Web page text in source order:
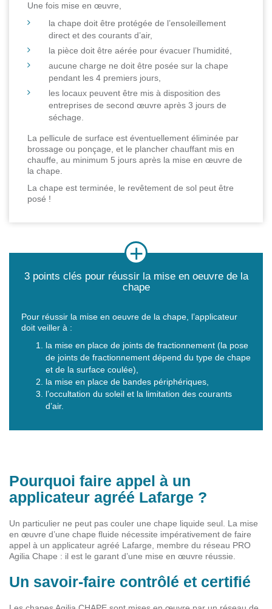
Une fois mise en œuvre,
la chape doit être protégée de l’ensoleillement
direct et des courants d’air,
la pièce doit être aérée pour évacuer l’humidité,
aucune charge ne doit être posée sur la chape
pendant les 4 premiers jours,
les locaux peuvent être mis à disposition des
entreprises de second œuvre après 3 jours de
séchage.
La pellicule de surface est éventuellement éliminée par
brossage ou ponçage, et le plancher chauffant mis en
chauffe, au minimum 5 jours après la mise en œuvre de
la chape.
La chape est terminée, le revêtement de sol peut être
posé !
3 points clés pour réussir la mise en oeuvre de la
chape
Pour réussir la mise en oeuvre de la chape, l’applicateur
doit veiller à :
la mise en place de joints de fractionnement (la pose
de joints de fractionnement dépend du type de chape
et de la surface coulée),
la mise en place de bandes périphériques,
l’occultation du soleil et la limitation des courants
d’air.
Pourquoi faire appel à un
applicateur agréé Lafarge ?
Un particulier ne peut pas couler une chape liquide seul. La mise
en œuvre d’une chape fluide nécessite impérativement de faire
appel à un applicateur agréé Lafarge, membre du réseau PRO
Agilia Chape : il est le garant d’une mise en œuvre réussie.
Un savoir-faire contrôlé et certifié